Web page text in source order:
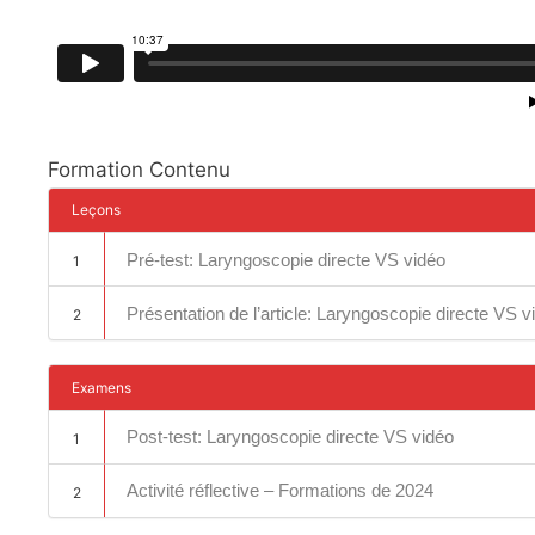
Formation Contenu
Leçons
1 Pré-test: Laryngoscopie directe VS vidéo
2 Présentation de l’article: Laryngoscopie directe VS
Examens
1 Post-test: Laryngoscopie directe VS vidéo
2 Activité réflective – Formations de 2024